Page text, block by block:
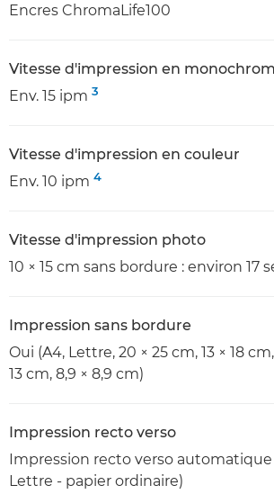
Encres ChromaLife100
Vitesse d'impression en
Env. 15 ipm 3
Vitesse d'impression en couleur
Env. 10 ipm 4
Vitesse d'impression photo
10 × 15 cm sans bordure : environ 17
Impression sans bordure
Oui (A4, Lettre, 20 × 25 cm, 13 × 18 cm,
13 cm, 8,9 × 8,9 cm)
Impression recto verso
Impression recto verso automatique
Lettre - papier ordinaire)